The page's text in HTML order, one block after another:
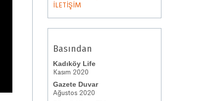
İLETİŞİM
Basından
Kadıköy Life
Kasım 2020
Gazete Duvar
Ağustos 2020